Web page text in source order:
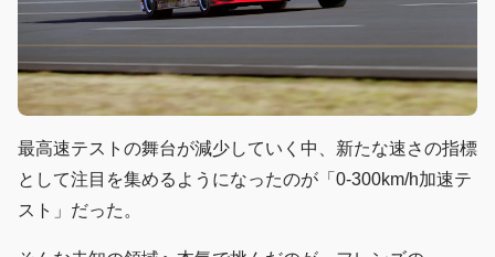
最高速テストの舞台が減少していく中、新たな速さの指標
として注目を集めるようになったのが「0-300km/h加速テ
スト」だった。